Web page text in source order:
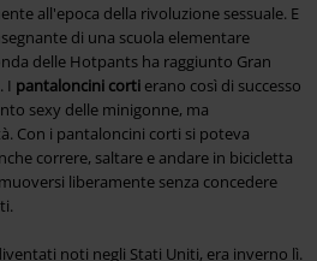
all'epoca della rivoluzione sessuale. E
di una scuola elementare
delle Hotpants ha raggiunto Gran
I pantaloncini corti erano così di successo
sexy delle minigonne, ma
Con i pantaloncini corti si poteva
correre, saltare e andare in bicicletta
liberamente senza concedere
noti negli Stati Uniti, era inverno lì.